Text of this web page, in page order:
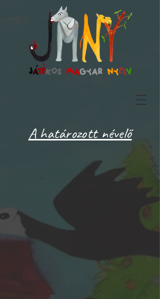
A határozott névelő